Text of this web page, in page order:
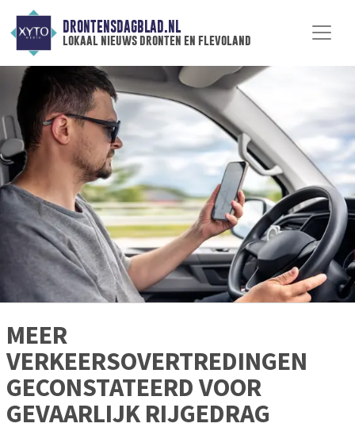
DRONTENSDAGBLAD.NL
lokaal nieuws dronten en flevoland
MEER
VERKEERSOVERTREDINGEN
GECONSTATEERD VOOR
GEVAARLIJK RIJGEDRAG